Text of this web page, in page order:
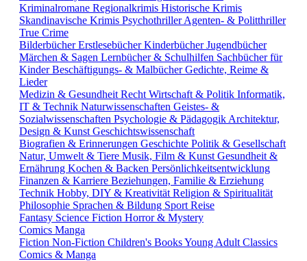
Kriminalromane Regionalkrimis Historische Krimis
Skandinavische Krimis PsychothrillerAgenten- & Politthriller
True Crime
BilderbücherErstlesebücherKinderbücherJugendbücher
Märchen & Sagen Lernbücher & Schulhilfen Sachbücher für
KinderBeschäftigungs- & MalbücherGedichte, Reime &
Lieder
Medizin & Gesundheit Recht Wirtschaft & Politik Informatik,
IT & Technik Naturwissenschaften Geistes- &
Sozialwissenschaften Psychologie & Pädagogik Architektur,
Design & Kunst Geschichtswissenschaft
Biografien & Erinnerungen Geschichte Politik & Gesellschaft
Natur, Umwelt & Tiere Musik, Film & Kunst Gesundheit &
Ernährung Kochen & Backen Persönlichkeitsentwicklung
Finanzen & Karriere Beziehungen, Familie & Erziehung
Technik Hobby, DIY & Kreativität Religion & Spiritualität
Philosophie Sprachen & Bildung Sport Reise
Fantasy Science Fiction Horror & Mystery
Comics Manga
Fiction Non-Fiction Children's BooksYoung Adult Classics
Comics & Manga